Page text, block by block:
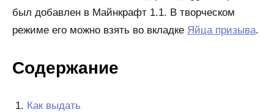
был добавлен в Майнкрафт 1.1. В творческом
режиме его можно взять во вкладке Яйца призыва.
Содержание
Как выдать